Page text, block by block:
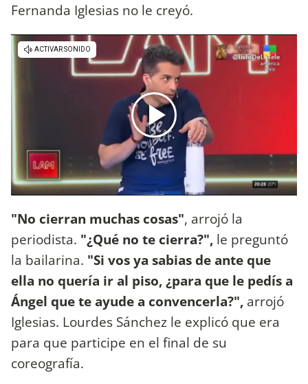
Fernanda Iglesias no le creyó.
"No cierran muchas cosas", arrojó la
periodista. "¿Qué no te cierra?", le preguntó
la bailarina. "Si vos ya sabias de ante que
ella no quería ir al piso, ¿para que le pedís a
Ángel que te ayude a convencerla?", arrojó
Iglesias. Lourdes Sánchez le explicó que era
para que participe en el final de su
coreografía.